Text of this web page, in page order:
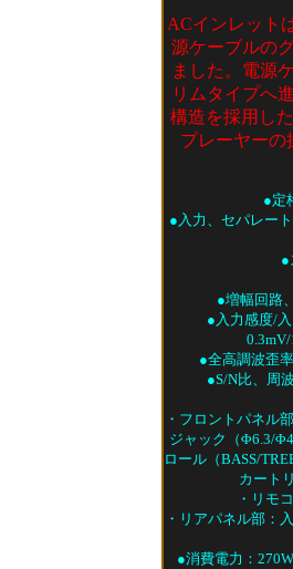
ACインレット
源ケーブルの
ました。電源
リムタイプへ
構造を採用し
プレーヤーの
●定
●入力、セパレー
●
●増幅回路
●入力感度/
●全高調波歪
●S/N比、周
・フロントパネル
ジャック（Φ6.3/
ロール（BASS/
カート
・リモ
・リアパネル部：
●消費電力：